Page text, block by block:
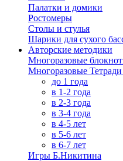
Палатки и домики
Ростомеры
Столы и стулья
Шарики для сухого
Авторские методики
Многоразовые
Многоразовые
до 1 года
в 1-2 года
в 2-3 года
в 3-4 года
в 4-5 лет
в 5-6 лет
в 6-7 лет
Игры Б.Никитина